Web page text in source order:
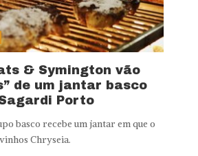
& Symington vão
de um jantar basco
Porto
basco recebe um jantar em que o
Chryseia.